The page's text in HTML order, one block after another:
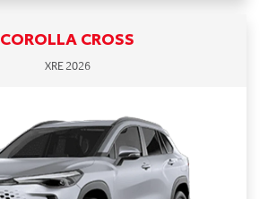
COROLLA CROSS
XRE 2026